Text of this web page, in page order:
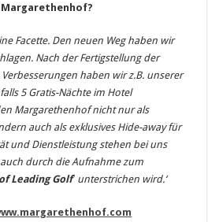
Margarethenhof?
Facette. Den neuen Weg haben wir
Nach der Fertigstellung der
haben wir z.B. unserer
5 Gratis-Nächte im Hotel
Margarethenhof nicht nur als
auch als exklusives Hide-away für
und Dienstleistung stehen bei uns
durch die Aufnahme zum
Leading Golf‛ unterstrichen wird.‘